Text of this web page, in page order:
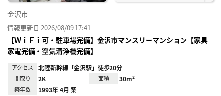
金沢市
情報更新日 2026/08/09 17:41
【ＷｉＦｉ可・駐車場完備】金沢市マンスリーマンション【家具
家電完備・空気清浄機完備】
アクセス 北陸新幹線「金沢駅」徒歩20分
間取り 2K 面積 30m²
築年数 1993年 4月 築